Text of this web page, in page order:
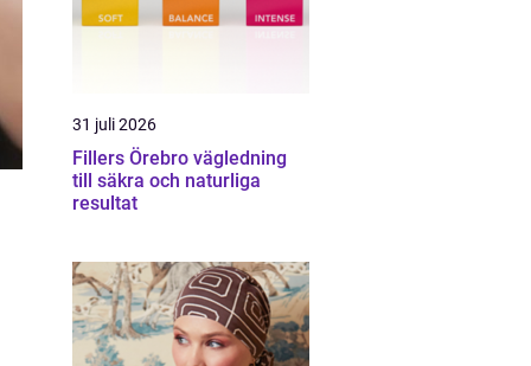
31 juli 2026
Fillers Örebro vägledning
till säkra och naturliga
resultat